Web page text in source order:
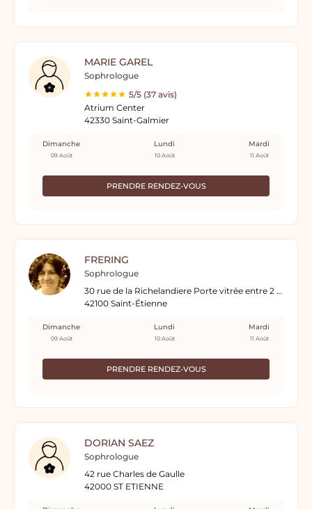
MARIE GAREL
Sophrologue
5/5 (37 avis)
Atrium Center
42330 Saint-Galmier
PRENDRE RENDEZ-VOUS
Dimanche
09 Août
Lundi
10 Août
Mardi
11 Août
FRERING
Sophrologue
30 rue de la Richelandiere Porte vitrée entre 2 vitrines
42100 Saint-Étienne
PRENDRE RENDEZ-VOUS
Dimanche
09 Août
Lundi
10 Août
Mardi
11 Août
DORIAN SAEZ
Sophrologue
42 rue Charles de Gaulle
42000 ST ETIENNE